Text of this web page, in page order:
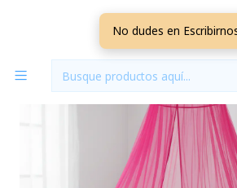
Accesorios Mosquitero
No dudes en